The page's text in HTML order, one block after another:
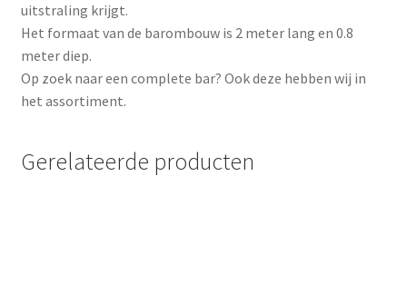
uitstraling krijgt.
Het formaat van de barombouw is 2 meter lang en 0.8
meter diep.
Op zoek naar een complete bar? Ook deze hebben wij in
het assortiment.
Gerelateerde producten